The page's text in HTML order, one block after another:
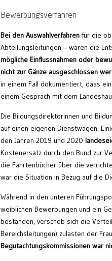
Bewerbungsverfahren
Bei den Auswahlverfahren für die
Abteilungsleitungen – waren die
mögliche Einflussnahmen oder
nicht zur Gänze ausgeschlossen
in einem Fall dokumentiert, dass
einem Gespräch mit dem
Die Bildungsdirektorinnen und
auf einen eigenen Dienstwagen.
den Jahren 2019 und 2020
Kostenersatz durch den Bund zur
die Fahrtenbücher über die
war die Situation in Bezug auf die
Während in den unteren
weiblichen Bewerbungen und ein
bestanden, verschob sich die
Bereichsleitungen) zulasten der
Begutachtungskommissionen war